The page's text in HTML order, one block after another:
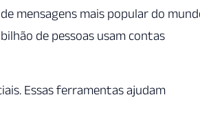
mensagens mais popular do
bilhão de pessoas usam contas
Essas ferramentas ajudam